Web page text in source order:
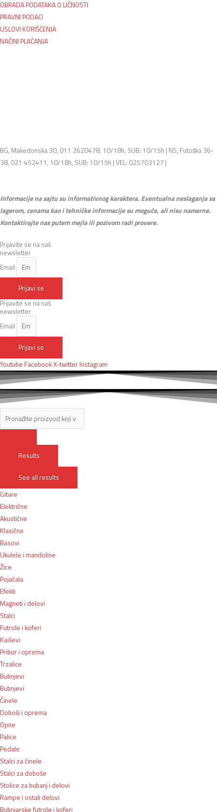
OBRADA PODATAKA O LIČNOSTI
PRAVNI PODACI
USLOVI KORIŠĆENJA
NAČINI PLAĆANJA
BG, Makedonska 30, 011 2620478, 10/18h, SUB: 10/15h | NS, Futoška 36-
38, 021 452411, 10/18h, SUB: 10/15h | VEL: 025703127 |
Informacije na sajtu su informativnog karaktera. Eventualna neslaganja sa
lagerom, cenama kao i tehničke informacije su moguće, ali nisu namerne.
Kontaktirajte nas putem mejla ili pozivom radi provere.
Prijavite se na naš
newsletter
Email
Prijavi se
Prijavite se na naš
newsletter
Email
Prijavi se
Youtube FacebookX-twitter Instagram
Results
See all results
Gitare
Električne
Akustične
Klasične
Basovi
Ukulele i mandoline
Žice
Pojačala
Efekti
Magneti i delovi
Stalci
Futrole i koferi
Kaiševi
Pribor i oprema
Trzalice
Bubnjevi
Bubnjevi
Činele
Doboši i oprema
Opne
Palice
Pedale
Stalci za činele
Stalci za doboše
Stolice za bubanj i delovi
Rampe i ostali delovi
Bubnjarske futrole i koferi